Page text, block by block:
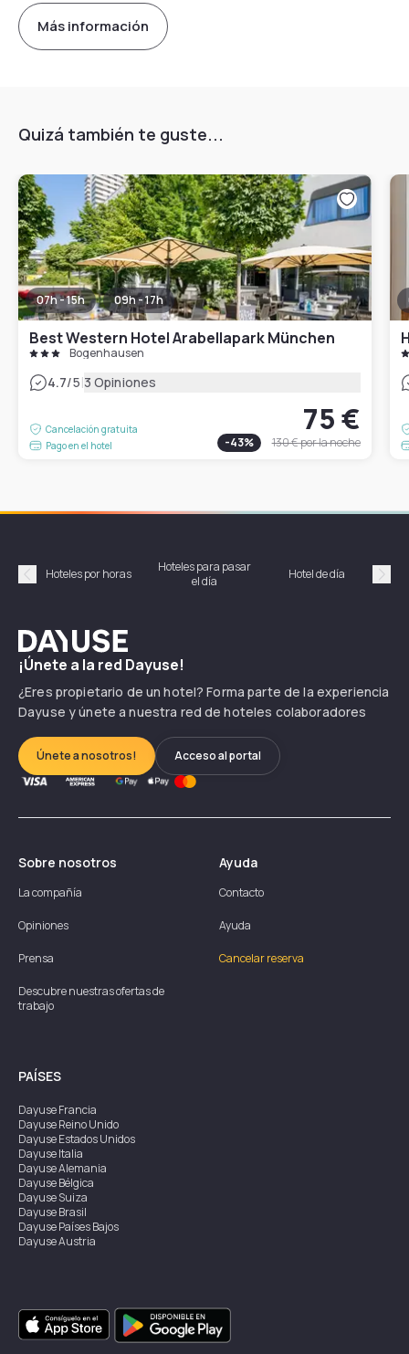
Más información
Quizá también te guste...
07h - 15h 09h - 17h
Best Western Hotel Arabellapark München
Bogenhausen
4.7/5|3 Opiniones
Cancelación gratuita
Pago en el hotel
75 €
-43% 130 €por la noche
Précédent
Hoteles por horas
Hoteles para pasar
el día
Hotel de día
Dayuse
¡Únete a la red Dayuse!
¿Eres propietario de un hotel? Forma parte de la experiencia
Dayuse y únete a nuestra red de hoteles colaboradores
Únete a nosotros! Acceso al portal
Sobre nosotros
La compañía
Opiniones
Prensa
Descubre nuestras ofertas de
trabajo
Ayuda
Contacto
Ayuda
Cancelar reserva
PAÍSES
DayuseFrancia
DayuseReino Unido
DayuseEstados Unidos
DayuseItalia
DayuseAlemania
DayuseBélgica
DayuseSuiza
DayuseBrasil
DayusePaíses Bajos
DayuseAustria
DayuseSingapur
DayuseSuecia
DayuseTailandia